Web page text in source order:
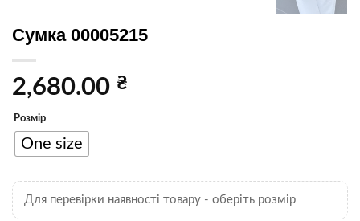
Сумка 00005215
2,680.00 ₴
Розмір
One size
Для перевірки наявності товару - оберіть розмір